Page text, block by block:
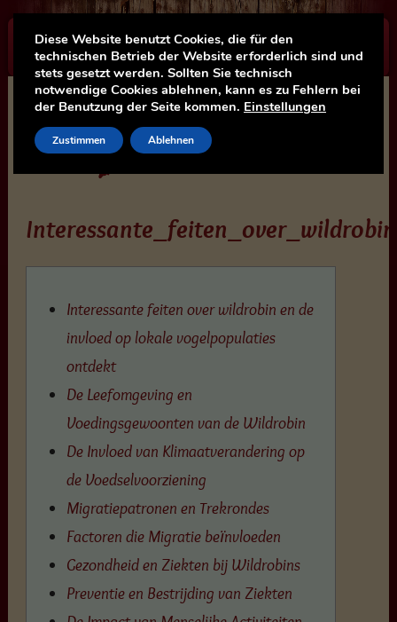
☰
Interessante feiten over wildrobin en de
invloed op lokale vogelpopulaties
ontdekt
De Leefomgeving en
Voedingsgewoonten van de Wildrobin
De Invloed van Klimaatverandering op
de Voedselvoorziening
Migratiepatronen en Trekrondes
Factoren die Migratie beïnvloeden
Gezondheid en Ziekten bij Wildrobins
Preventie en Bestrijding van Ziekten
Diese Website benutzt Cookies, die für den
technischen Betrieb der Website erforderlich sind und
stets gesetzt werden. Sollten Sie technisch
notwendige Cookies ablehnen, kann es zu Fehlern bei
der Benutzung der Seite kommen. Einstellungen
Zustimmen Ablehnen